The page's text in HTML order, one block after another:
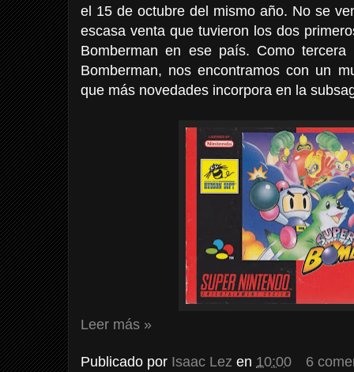
el 15 de octubre del mismo año. No se
escasa venta que tuvieron los dos
Bomberman en ese país. Como
Bomberman, nos encontramos con un
que más novedades incorpora en la
Leer más »
Publicado por Isaac Lez en 10:00
6